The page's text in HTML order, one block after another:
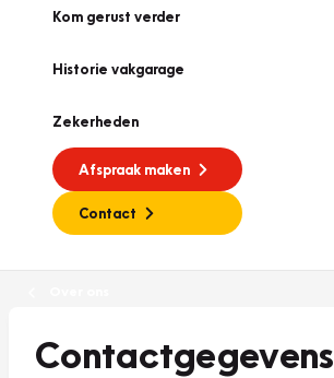
Kom gerust verder
Historie vakgarage
Zekerheden
Afspraak maken
Contact
Contactgegevens